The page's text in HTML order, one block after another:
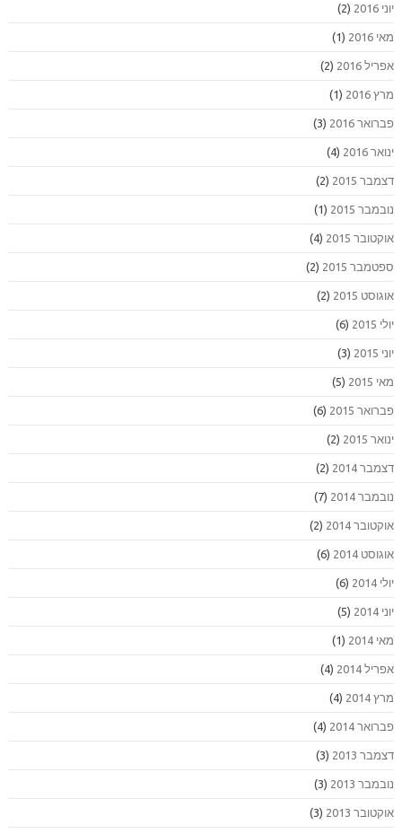
יוני 2016 (2)
מאי 2016 (1)
אפריל 2016 (2)
מרץ 2016 (1)
פברואר 2016 (3)
ינואר 2016 (4)
דצמבר 2015 (2)
נובמבר 2015 (1)
אוקטובר 2015 (4)
ספטמבר 2015 (2)
אוגוסט 2015 (2)
יולי 2015 (6)
יוני 2015 (3)
מאי 2015 (5)
פברואר 2015 (6)
ינואר 2015 (2)
דצמבר 2014 (2)
נובמבר 2014 (7)
אוקטובר 2014 (2)
אוגוסט 2014 (6)
יולי 2014 (6)
יוני 2014 (5)
מאי 2014 (1)
אפריל 2014 (4)
מרץ 2014 (4)
פברואר 2014 (4)
דצמבר 2013 (3)
נובמבר 2013 (3)
אוקטובר 2013 (3)